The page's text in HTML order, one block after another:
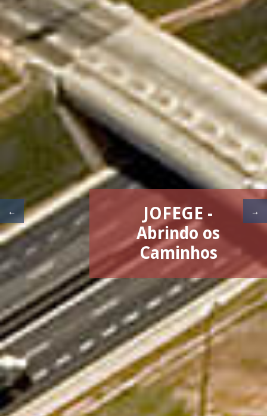
JOFEGE -
Abrindo os
Caminhos